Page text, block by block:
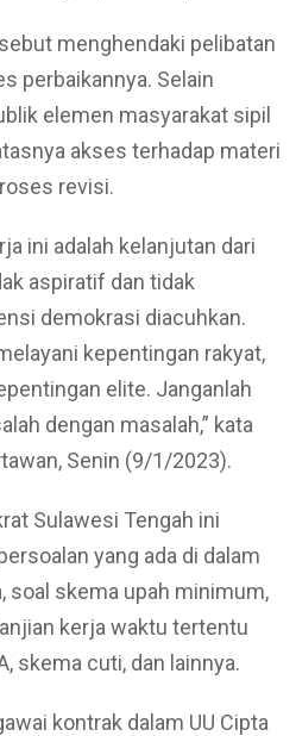
menghendaki pelibatan
perbaikannya. Selain
elemen masyarakat sipil
akses terhadap materi
revisi.
ini adalah kelanjutan dari
aspiratif dan tidak
demokrasi diacuhkan.
kepentingan rakyat,
elite. Janganlah
dengan masalah,” kata
Senin (9/1/2023).
Sulawesi Tengah ini
yang ada di dalam
soal skema upah minimum,
kerja waktu tertentu
skema cuti, dan lainnya.
kontrak dalam UU Cipta